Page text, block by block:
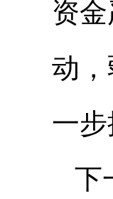
资
动
一
下